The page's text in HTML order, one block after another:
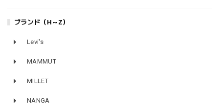
ブランド（H～Z）
Levi's
MAMMUT
MILLET
NANGA